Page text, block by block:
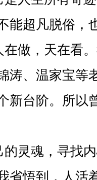
能超凡脱俗，
做，天在看。
涛、温家宝等
新台阶。所以
灵魂，寻找内
省悟到，人活